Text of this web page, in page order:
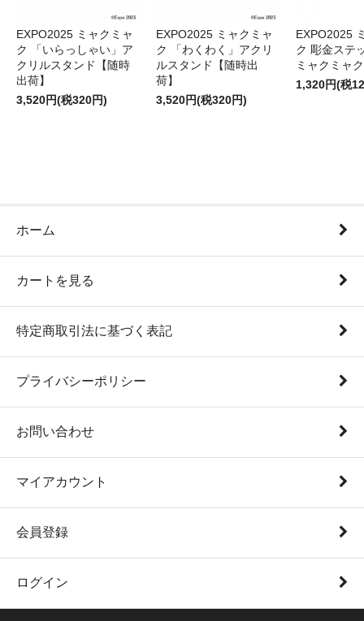
EXPO2025 ミャクミャ
ク 「いらっしゃい」ア
クリルスタンド【随時
出荷】
3,520円(税320円)
EXPO2025 ミャクミャ
ク 「わくわく」アクリ
ルスタンド【随時出
荷】
3,520円(税320円)
EXPO2025
ク 彫金ステ
ミャクミャク
1,320円(税
ホーム
カートを見る
特定商取引法に基づく表記
プライバシーポリシー
お問い合わせ
マイアカウント
会員登録
ログイン